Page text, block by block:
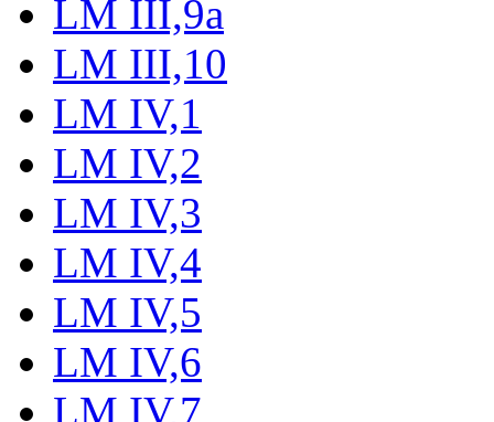
LM III,9a
LM III,10
LM IV,1
LM IV,2
LM IV,3
LM IV,4
LM IV,5
LM IV,6
LM IV,7